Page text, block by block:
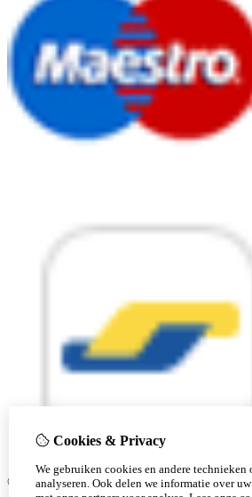
© Copyright 2026 |
Cookies & Privacy
We gebruiken cookies en andere technieken
analyseren. Ook delen we informatie over